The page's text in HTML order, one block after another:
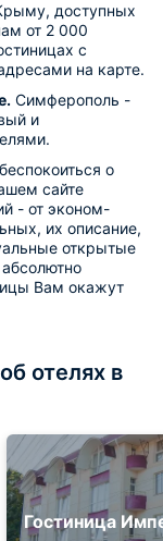
доступных
от 2 000
с
на карте.
Симферополь -
и
о
сайте
- от эконом-
их описание,
открытые
Вам окажут
отелях в
Гостиница